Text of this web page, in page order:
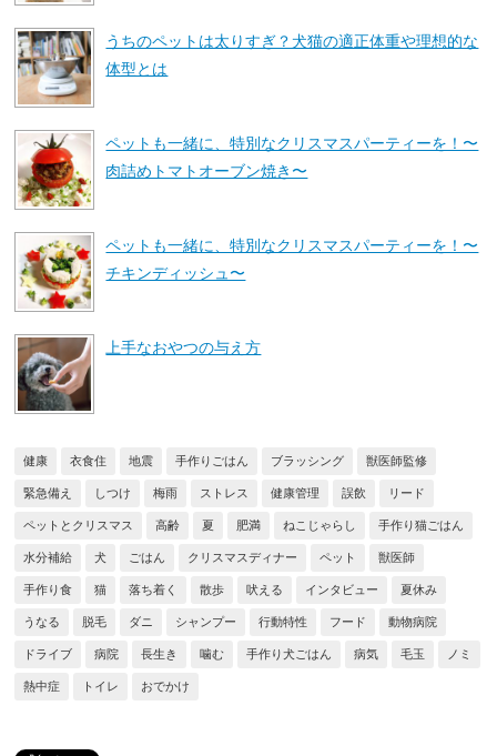
うちのペットは太りすぎ？犬猫の適正体重や理想的な
体型とは
ペットも一緒に、特別なクリスマスパーティーを！〜
肉詰めトマトオーブン焼き〜
ペットも一緒に、特別なクリスマスパーティーを！〜
チキンディッシュ〜
上手なおやつの与え方
健康 衣食住 地震 手作りごはん ブラッシング 獣医師監修
緊急備え しつけ 梅雨 ストレス 健康管理 誤飲 リード
ペットとクリスマス 高齢 夏 肥満 ねこじゃらし 手作り猫ごはん
水分補給 犬 ごはん クリスマスディナー ペット 獣医師
手作り食 猫 落ち着く 散歩 吠える インタビュー 夏休み
うなる 脱毛 ダニ シャンプー 行動特性 フード 動物病院
ドライブ 病院 長生き 噛む 手作り犬ごはん 病気 毛玉 ノミ
熱中症 トイレ おでかけ